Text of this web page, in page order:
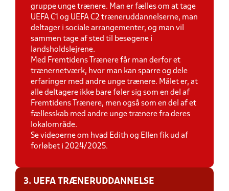
gruppe unge trænere. Man er fælles om at tage
UEFA C1 og UEFA C2 træneruddannelserne, man
deltager i sociale arrangementer, og man vil
sammen tage af sted til besøgene i
landsholdslejrene.
Med Fremtidens Trænere får man derfor et
trænernetværk, hvor man kan sparre og dele
erfaringer med andre unge trænere. Målet er, at
alle deltagere ikke bare føler sig som en del af
Fremtidens Trænere, men også som en del af et
fællesskab med andre unge trænere fra deres
lokalområde.
Se videoerne om hvad Edith og Ellen fik ud af
forløbet i 2024/2025.
3. UEFA TRÆNERUDDANNELSE